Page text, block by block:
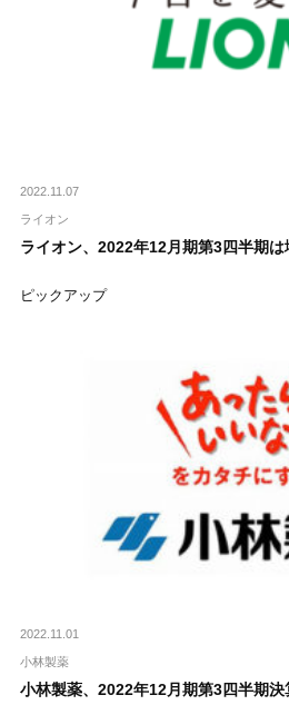
2022.11.07
ライオン
ライオン、2022年12月期第3四半期は
ピックアップ
2022.11.01
小林製薬
小林製薬、2022年12月期第3四半期